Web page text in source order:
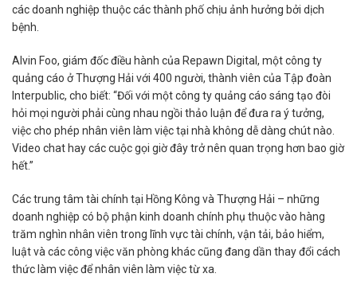
các doanh nghiệp thuộc các thành phố chịu ảnh hưởng bởi dịch
bệnh.
Alvin Foo, giám đốc điều hành của Repawn Digital, một công ty
quảng cáo ở Thượng Hải với 400 người, thành viên của Tập đoàn
Interpublic, cho biết: “Đối với một công ty quảng cáo sáng tạo đòi
hỏi mọi người phải cùng nhau ngồi thảo luận để đưa ra ý tưởng,
việc cho phép nhân viên làm việc tại nhà không dễ dàng chút nào.
Video chat hay các cuộc gọi giờ đây trở nên quan trọng hơn bao giờ
hết.”
Các trung tâm tài chính tại Hồng Kông và Thượng Hải – những
doanh nghiệp có bộ phận kinh doanh chính phụ thuộc vào hàng
trăm nghìn nhân viên trong lĩnh vực tài chính, vận tải, bảo hiểm,
luật và các công việc văn phòng khác cũng đang dần thay đổi cách
thức làm việc để nhân viên làm việc từ xa.